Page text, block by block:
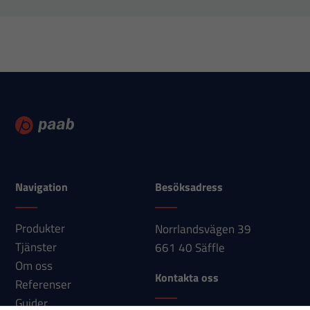
Navigation
Produkter
Tjänster
Om oss
Referenser
Guider
Besöksadress
Norrlandsvägen 39
661 40 Säffle
Kontakta oss
baserat på
hemsidan
används.